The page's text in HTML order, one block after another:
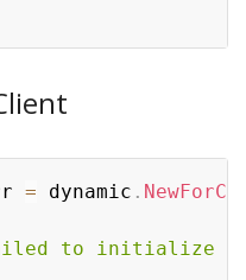
= dynamic .
to initialize